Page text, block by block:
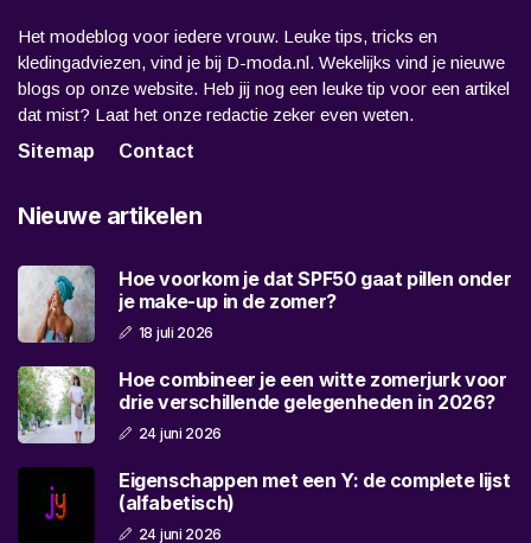
Het modeblog voor iedere vrouw. Leuke tips, tricks en
kledingadviezen, vind je bij D-moda.nl. Wekelijks vind je nieuwe
blogs op onze website. Heb jij nog een leuke tip voor een artikel
dat mist? Laat het onze redactie zeker even weten.
Sitemap
Contact
Nieuwe artikelen
Hoe voorkom je dat SPF50 gaat pillen onder
je make-up in de zomer?
18 juli 2026
Hoe combineer je een witte zomerjurk voor
drie verschillende gelegenheden in 2026?
24 juni 2026
Eigenschappen met een Y: de complete lijst
(alfabetisch)
24 juni 2026